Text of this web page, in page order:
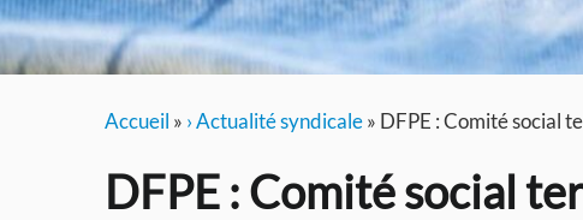
Accueil » › Actualité syndicale» DFPE : Comité social
DFPE : Comité social